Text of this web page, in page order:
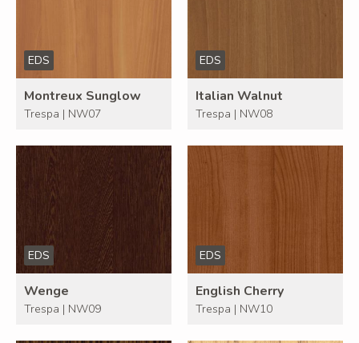
EDS
Montreux Sunglow
Trespa | NW07
EDS
Italian Walnut
Trespa | NW08
EDS
Wenge
Trespa | NW09
EDS
English Cherry
Trespa | NW10